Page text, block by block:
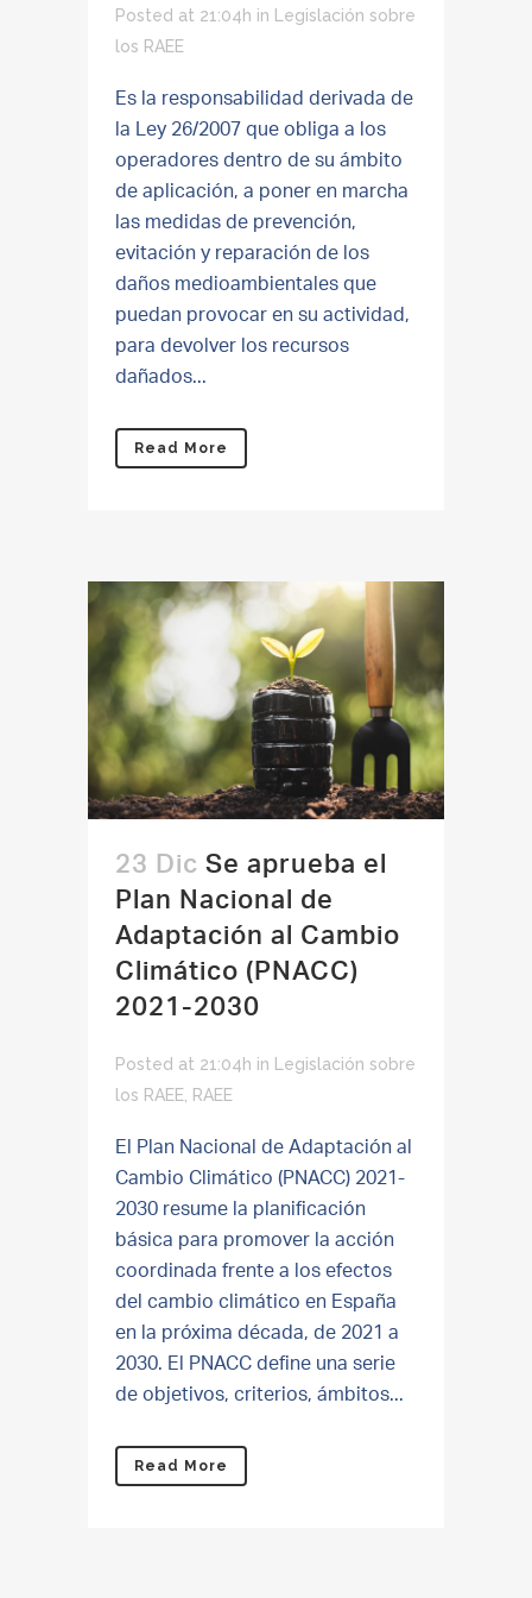
Posted at 21:04h in Legislación sobre
los RAEE
Es la responsabilidad derivada de
la Ley 26/2007 que obliga a los
operadores dentro de su ámbito
de aplicación, a poner en marcha
las medidas de prevención,
evitación y reparación de los
daños medioambientales que
puedan provocar en su actividad,
para devolver los recursos
dañados...
Read More
23 Dic Se aprueba el
Plan Nacional de
Adaptación al Cambio
Climático (PNACC)
2021-2030
Posted at 21:04h in
Legislación sobre
los RAEE RAEE
El Plan Nacional de Adaptación al
Cambio Climático (PNACC) 2021-
2030 resume la planificación
básica para promover la acción
coordinada frente a los efectos
del cambio climático en España
en la próxima década, de 2021 a
2030. El PNACC define una serie
de objetivos, criterios, ámbitos...
Read More